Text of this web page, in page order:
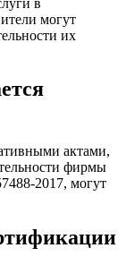
могут
их
актами,
фирмы
2017, могут